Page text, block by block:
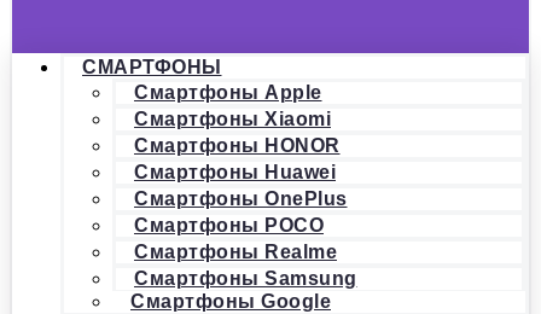
СМАРТФОНЫ
Смартфоны Apple
Смартфоны Xiaomi
Смартфоны HONOR
Смартфоны Huawei
Смартфоны OnePlus
Смартфоны POCO
Смартфоны Realme
Смартфоны Samsung
Смартфоны Google